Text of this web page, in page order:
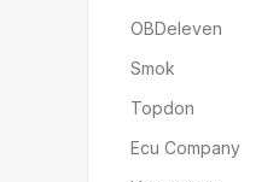
OBDeleven
Smok
Topdon
Ecu Company